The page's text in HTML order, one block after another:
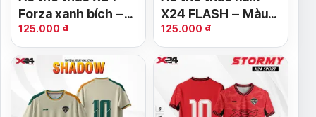
Forza xanh bích –
Năng động &
chuyên nghiệp
125.000 ₫
X24 FLASH – Màu
Vàng Năng Động
125.000 ₫